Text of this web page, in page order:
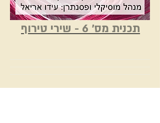
תכנית מס' 6 - שירי טירוף